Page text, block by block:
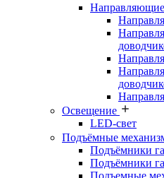
Освещение
LED-свет
Подъёмные
Подъёмники
Подъёмники
Подъемные